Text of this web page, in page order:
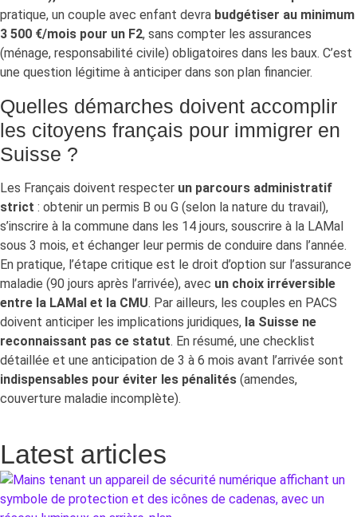
pratique, un couple avec enfant devra budgétiser au minimum
3 500 €/mois pour un F2, sans compter les assurances
(ménage, responsabilité civile) obligatoires dans les baux. C’est
une question légitime à anticiper dans son plan financier.
Quelles démarches doivent accomplir
les citoyens français pour immigrer en
Suisse ?
Les Français doivent respecter un parcours administratif
strict : obtenir un permis B ou G (selon la nature du travail),
s’inscrire à la commune dans les 14 jours, souscrire à la LAMal
sous 3 mois, et échanger leur permis de conduire dans l’année.
En pratique, l’étape critique est le droit d’option sur l’assurance
maladie (90 jours après l’arrivée), avec un choix irréversible
entre la LAMal et la CMU. Par ailleurs, les couples en PACS
doivent anticiper les implications juridiques, la Suisse ne
reconnaissant pas ce statut. En résumé, une checklist
détaillée et une anticipation de 3 à 6 mois avant l’arrivée sont
indispensables pour éviter les pénalités (amendes,
couverture maladie incomplète).
Latest articles